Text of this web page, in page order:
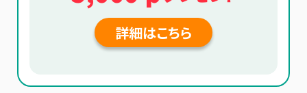
詳細はこちら